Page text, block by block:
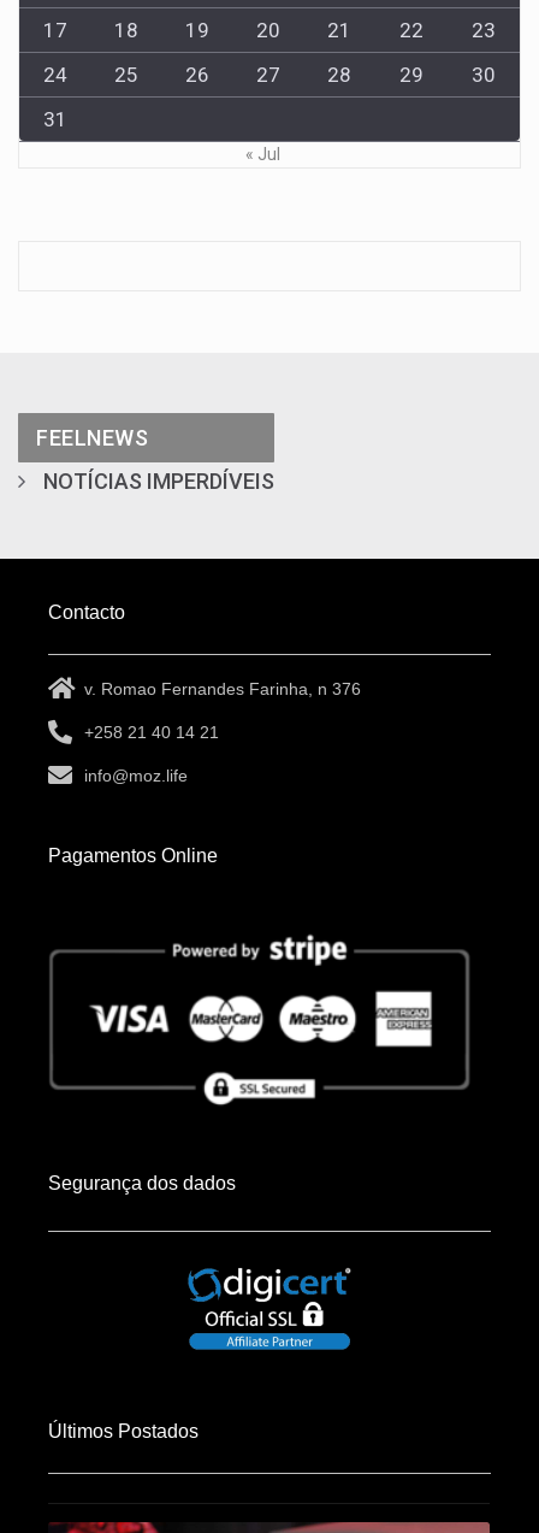
17
18 19 20 21 22
23
24
25 26 27 28 29
30
31
« Jul
FEELNEWS
NOTÍCIAS IMPERDÍVEIS
Contacto
v. Romao Fernandes Farinha, n 376
+258 21 40 14 21
info@moz.life
Pagamentos Online
Segurança dos dados
Últimos Postados